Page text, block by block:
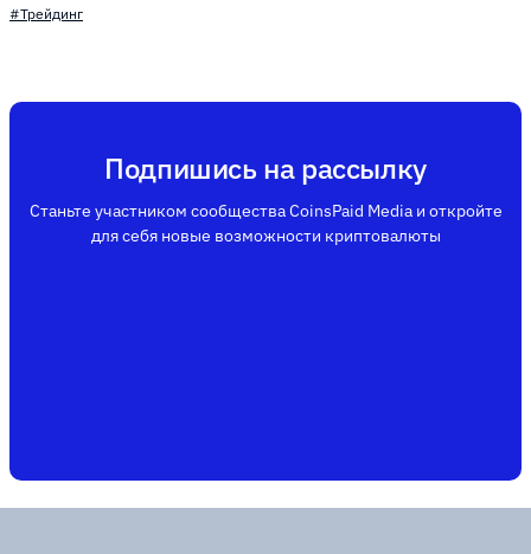
#Трейдинг
Подпишись на рассылку
Станьте участником сообщества CoinsPaid Media и откройте
для себя новые возможности криптовалюты